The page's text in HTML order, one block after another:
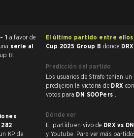
1 a favor de
serie al
B.
.
282.
con un KP de
El último partido entre ellos
Cup 2025 Group B donde DRX
Predicción del partido
Los usuarios de Strafe tenían un favorito abrumador en este partido, y
predijeron la victoria de DRX con
votos para DN SOOPers .
Dónde ver
El partido en vivo de DRX vs
y Youtube. Para ver más